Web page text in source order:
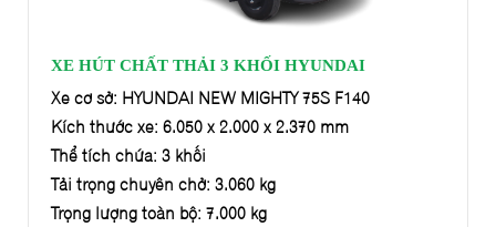
XE HÚT CHẤT THẢI 3 KHỐI HYUNDAI
Xe cơ sở: HYUNDAI NEW MIGHTY 75S F140
Kích thước xe: 6.050 x 2.000 x 2.370 mm
Thể tích chứa: 3 khối
Tải trọng chuyên chở: 3.060 kg
Trọng lượng toàn bộ: 7.000 kg